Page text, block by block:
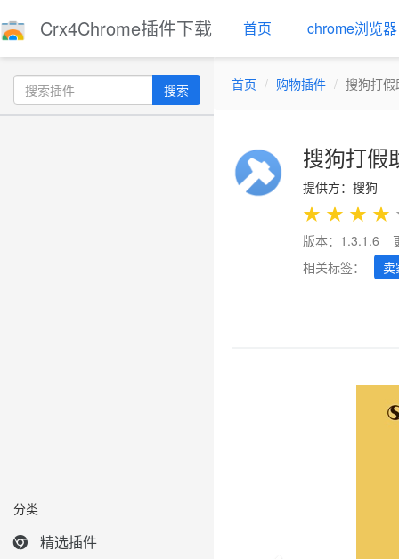
Crx4Chrome插件下载 首页 chrome浏览器
搜索
分类
精选插件
首页 购物插件 搜狗打假
搜狗打假
提供方：搜狗
★ ★ ★ ★
版本：1.3.1.6
相关标签：
卖